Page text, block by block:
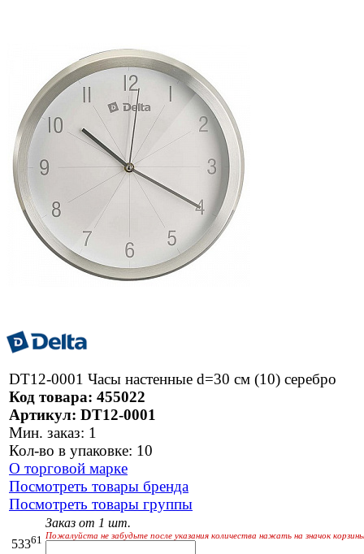
DT12-0001 Часы настенные d=30 cм (10) серебро
Код товара: 455022
Артикул: DT12-0001
Мин. заказ: 1
Кол-во в упаковке: 10
О торговой марке
Посмотреть товары бренда
Посмотреть товары группы
53361
Заказ от 1 шт.
Пожалуйста не забудьте после указания количества нажать на значок